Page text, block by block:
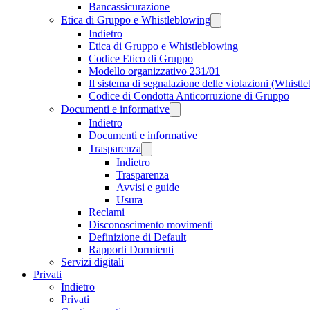
Bancassicurazione
Etica di Gruppo e Whistleblowing
Indietro
Etica di Gruppo e Whistleblowing
Codice Etico di Gruppo
Modello organizzativo 231/01
Il sistema di segnalazione delle violazioni
Codice di Condotta Anticorruzione di Gruppo
Documenti e informative
Indietro
Documenti e informative
Trasparenza
Indietro
Trasparenza
Avvisi e guide
Usura
Reclami
Disconoscimento movimenti
Definizione di Default
Rapporti Dormienti
Servizi digitali
Privati
Indietro
Privati